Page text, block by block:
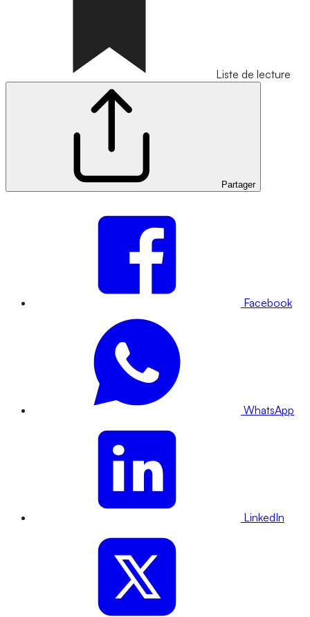
Liste de lecture
Partager
Facebook
WhatsApp
LinkedIn